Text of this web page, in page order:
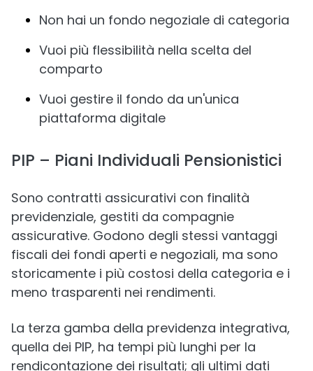
Non hai un fondo negoziale di categoria
Vuoi più flessibilità nella scelta del
comparto
Vuoi gestire il fondo da un'unica
piattaforma digitale
PIP – Piani Individuali Pensionistici
Sono contratti assicurativi con finalità
previdenziale, gestiti da compagnie
assicurative. Godono degli stessi vantaggi
fiscali dei fondi aperti e negoziali, ma sono
storicamente i più costosi della categoria e i
meno trasparenti nei rendimenti.
La terza gamba della previdenza integrativa,
quella dei PIP, ha tempi più lunghi per la
rendicontazione dei risultati; gli ultimi dati